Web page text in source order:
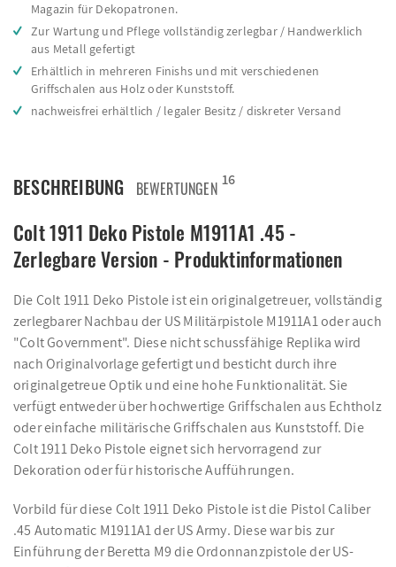
Magazin für Dekopatronen.
Zur Wartung und Pflege vollständig zerlegbar / Handwerklich
aus Metall gefertigt
Erhältlich in mehreren Finishs und mit verschiedenen
Griffschalen aus Holz oder Kunststoff.
nachweisfrei erhältlich / legaler Besitz / diskreter Versand
BESCHREIBUNG BEWERTUNGEN 16
Colt 1911 Deko Pistole M1911A1 .45 -
Zerlegbare Version - Produktinformationen
Die Colt 1911 Deko Pistole ist ein originalgetreuer, vollständig
zerlegbarer Nachbau der US Militärpistole M1911A1 oder auch
"Colt Government". Diese nicht schussfähige Replika wird
nach Originalvorlage gefertigt und besticht durch ihre
originalgetreue Optik und eine hohe Funktionalität. Sie
verfügt entweder über hochwertige Griffschalen aus Echtholz
oder einfache militärische Griffschalen aus Kunststoff. Die
Colt 1911 Deko Pistole eignet sich hervorragend zur
Dekoration oder für historische Aufführungen.
Vorbild für diese Colt 1911 Deko Pistole ist die Pistol Caliber
.45 Automatic M1911A1 der US Army. Diese war bis zur
Einführung der Beretta M9 die Ordonnanzpistole der US-